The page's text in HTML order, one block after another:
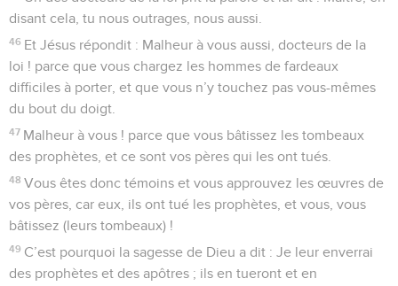
disant cela, tu nous outrages, nous aussi.
46 Et Jésus répondit : Malheur à vous aussi, docteurs de la
loi ! parce que vous chargez les hommes de fardeaux
difficiles à porter, et que vous n’y touchez pas vous-mêmes
du bout du doigt.
47 Malheur à vous ! parce que vous bâtissez les tombeaux
des prophètes, et ce sont vos pères qui les ont tués.
48 Vous êtes donc témoins et vous approuvez les œuvres de
vos pères, car eux, ils ont tué les prophètes, et vous, vous
bâtissez (leurs tombeaux) !
49 C’est pourquoi la sagesse de Dieu a dit : Je leur enverrai
des prophètes et des apôtres ; ils en tueront et en